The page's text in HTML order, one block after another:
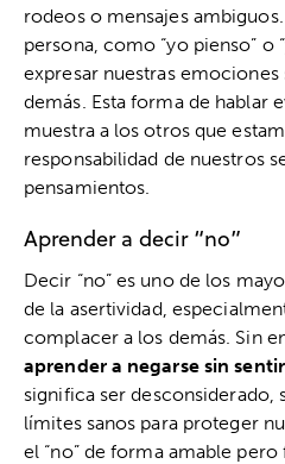
rodeos o mensajes
persona, como “yo pienso” o
expresar nuestras emociones
demás. Esta forma de hablar
muestra a los otros que
responsabilidad de nuestros
pensamientos.
Aprender a decir “no”
Decir “no” es uno de los
de la asertividad,
complacer a los demás. Sin
aprender a negarse sin
significa ser desconsiderado,
límites sanos para proteger
el “no” de forma amable